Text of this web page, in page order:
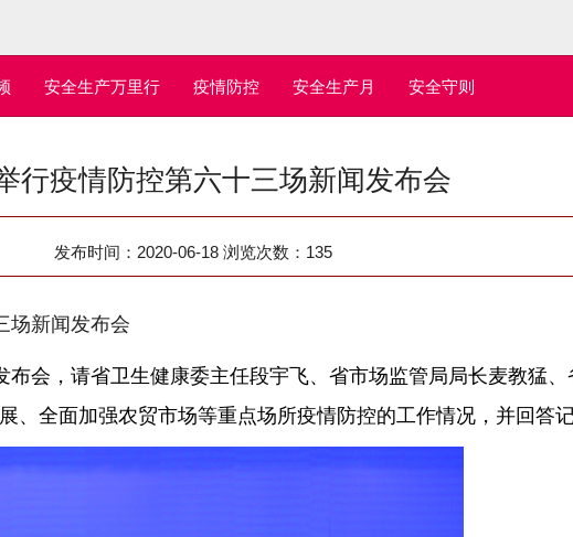
安全生产万里行 疫情防控 安全生产月 安全守则
行疫情防控第六十三场新闻发布会
发布时间：2020-06-18 浏览次数： 135
新闻发布会
会，请省卫生健康委主任段宇飞、省市场监管局局长麦教猛
、全面加强农贸市场等重点场所疫情防控的工作情况，并回答记